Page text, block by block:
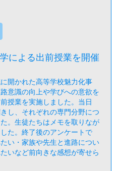
による出前授業を開催
開かれた高等学校魅力化事
意識の向上や学びへの意欲を
授業を実施しました。当日
し、それぞれの専門分野につ
。生徒たちはメモを取りなが
た。終了後のアンケートで
い・家族や先生と進路につい
いなど前向きな感想が寄せら